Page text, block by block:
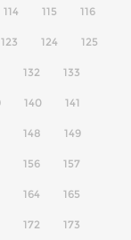
114 115 116
123 124 125
132 133
140 141
148 149
156 157
164 165
172 173